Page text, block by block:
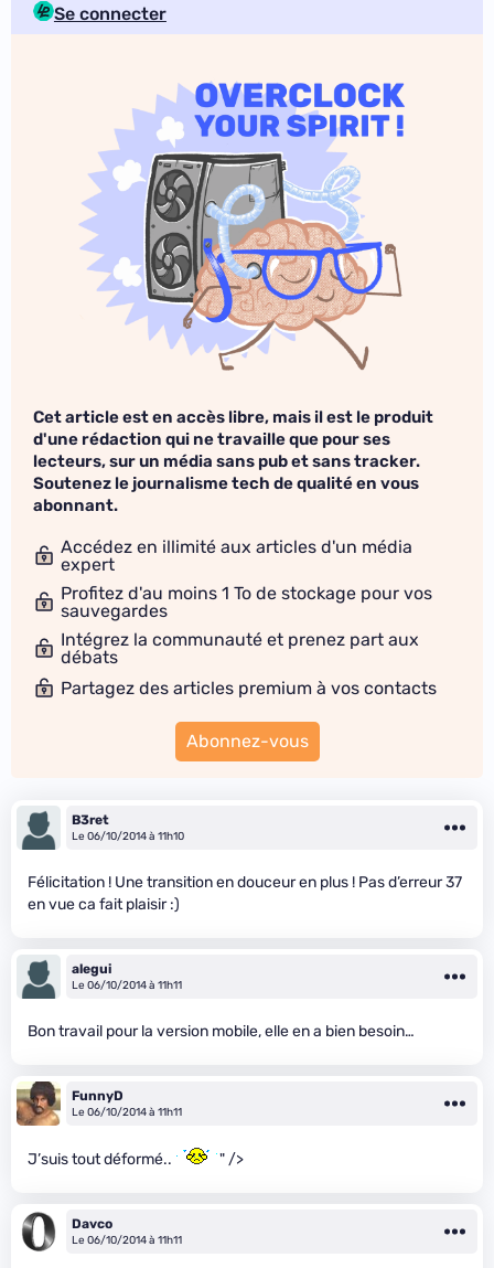
Se connecter
Cet article est en accès libre, mais il est le produit
d'une rédaction qui ne travaille que pour ses
lecteurs, sur un média sans pub et sans tracker.
Soutenez le journalisme tech de qualité en vous
abonnant.
Accédez en illimité aux articles d'un média
expert
Profitez d'au moins 1 To de stockage pour vos
sauvegardes
Intégrez la communauté et prenez part aux
débats
Partagez des articles premium à vos contacts
Abonnez-vous
B3ret
Le 06/10/2014 à 11h10
Félicitation ! Une transition en douceur en plus ! Pas d’erreur 37
en vue ca fait plaisir :)
alegui
Le 06/10/2014 à 11h11
Bon travail pour la version mobile, elle en a bien besoin…
FunnyD
Le 06/10/2014 à 11h11
J’suis tout déformé.. " />
Davco
Le 06/10/2014 à 11h11